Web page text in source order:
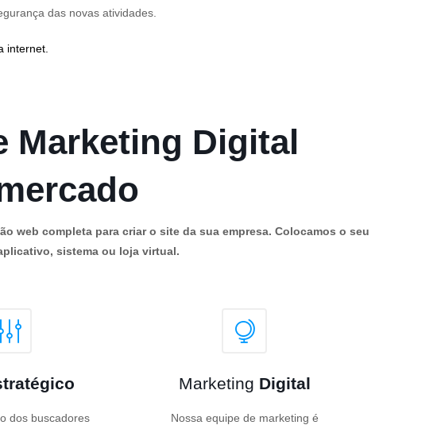
das novas atividades.
internet.
Marketing Digital
web completa para criar o site da sua empresa. Colocamos o seu
sistema ou loja virtual.
dos buscadores
Marketing Digital
Nossa equipe de marketing é